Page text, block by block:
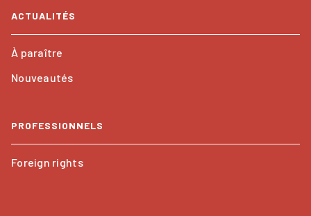
ACTUALITÉS
À paraître
Nouveautés
PROFESSIONNELS
Foreign rights